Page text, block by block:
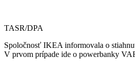
TASR/DPA
Spoločnosť IKEA informovala o
V prvom prípade ide o powerbanky